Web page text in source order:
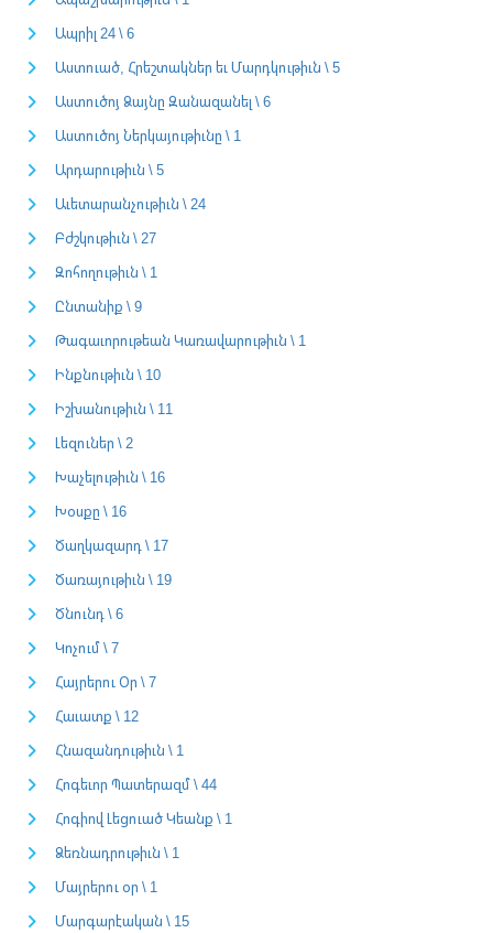
Ապրիլ 24 \ 6
Աստուած, Հրեշտակներ եւ Մարդկութիւն \ 5
Աստուծոյ Ձայնը Զանազանել \ 6
Աստուծոյ Ներկայութիւնը \ 1
Արդարութիւն \ 5
Աւետարանչութիւն \ 24
Բժշկութիւն \ 27
Զոհողութիւն \ 1
Ընտանիք \ 9
Թագաւորութեան Կառավարութիւն \ 1
Ինքնութիւն \ 10
Իշխանութիւն \ 11
Լեզուներ \ 2
Խաչելութիւն \ 16
Խօսքը \ 16
Ծաղկազարդ \ 17
Ծառայութիւն \ 19
Ծնունդ \ 6
Կոչում \ 7
Հայրերու Օր \ 7
Հաւատք \ 12
Հնազանդութիւն \ 1
Հոգեւոր Պատերազմ \ 44
Հոգիով Լեցուած Կեանք \ 1
Ձեռնադրութիւն \ 1
Մայրերու օր \ 1
Մարգարէական \ 15